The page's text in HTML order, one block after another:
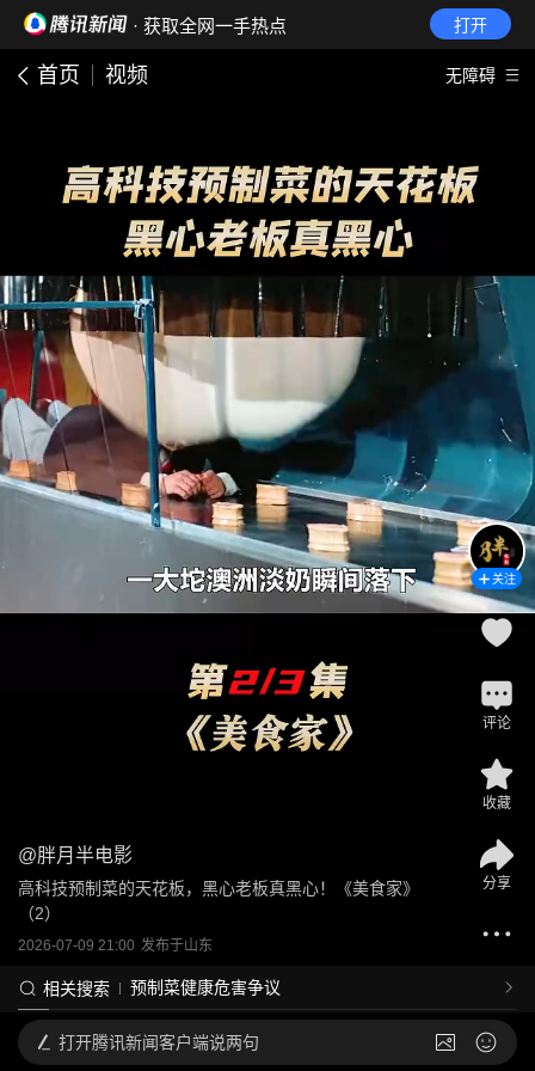
· 获取全网一手热点 打开
首页 视频 无障碍
@胖月半电影
高科技预制菜的天花板，黑心老板真黑心！《美食家》
（2）
2026-07-09 21:00 发布于山东
相关搜索 预制菜健康危害争议
关注
评论
收藏
分享
打开腾讯新闻客户端说两句